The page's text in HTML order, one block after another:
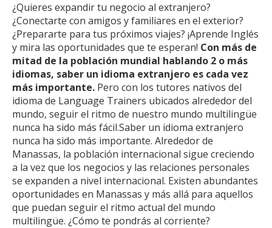
¿Quieres expandir tu negocio al extranjero?
¿Conectarte con amigos y familiares en el exterior?
¿Prepararte para tus próximos viajes? ¡Aprende Inglés
y mira las oportunidades que te esperan! Con más de
mitad de la población mundial hablando 2 o más
idiomas, saber un idioma extranjero es cada vez
más importante. Pero con los tutores nativos del
idioma de Language Trainers ubicados alrededor del
mundo, seguir el ritmo de nuestro mundo multilingüe
nunca ha sido más fácil.Saber un idioma extranjero
nunca ha sido más importante. Alrededor de
Manassas, la población internacional sigue creciendo
a la vez que los negocios y las relaciones personales
se expanden a nivel internacional. Existen abundantes
oportunidades en Manassas y más allá para aquellos
que puedan seguir el ritmo actual del mundo
multilingüe. ¿Cómo te pondrás al corriente?